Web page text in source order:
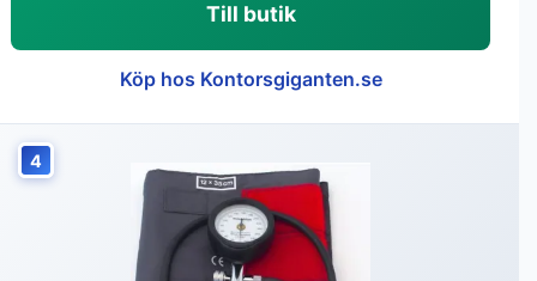
Till butik
Köp hos Kontorsgiganten.se
4